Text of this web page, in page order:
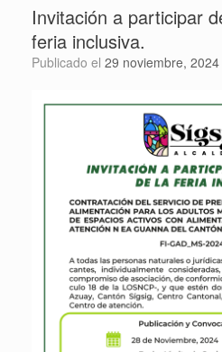
Invitación a participar
feria inclusiva.
Publicado el 29 noviembre, 2024